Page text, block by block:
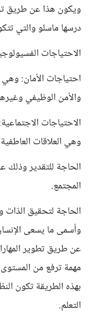
ويكون هذا عن طريق
درسها ماسلو والتي
الاحتياجات
احتياجات الأمان:
والأمن الوظيفي
الاحتياجات
وهي العلاقات
الحاجة للتقدير
المجتمع.
الحاجة لتحقيق
وأسمى ما يسعى
عن طريق تطوير
مهمة ترفع من
بهذه الطريقة تكون
التعلم.